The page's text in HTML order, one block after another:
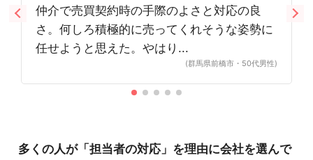
仲介で売買契約時の手際のよさと対応の良
さ。何しろ積極的に売ってくれそうな姿勢に
任せようと思えた。やはり...
(群馬県前橋市・50代男性)
多くの人が「担当者の対応」を理由に会社を選んで